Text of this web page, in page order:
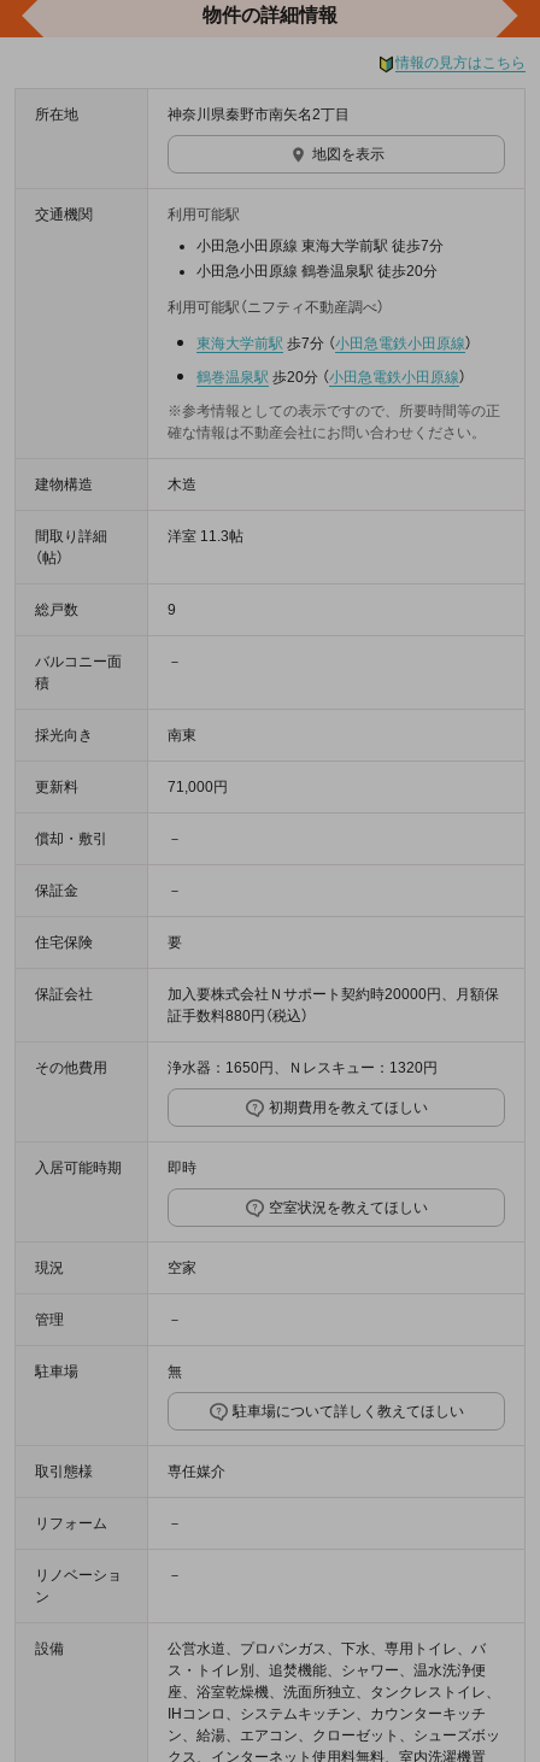
物件の詳細情報
情報の見方はこちら
所在地 神奈川県秦野市南矢名2丁目
地図を表示
交通機関
利用可能駅
小田急小田原線 東海大学前駅 徒歩7分
小田急小田原線 鶴巻温泉駅 徒歩20分
利用可能駅（ニフティ不動産調べ）
東海大学前駅 歩7分 （小田急電鉄小田原線）
鶴巻温泉駅 歩20分 （小田急電鉄小田原線）
※参考情報としての表示ですので、所要時間等の正
確な情報は不動産会社にお問い合わせください。
建物構造 木造
間取り詳細
（帖）
洋室 11.3帖
総戸数 9
バルコニー面
積
－
採光向き 南東
更新料 71,000円
償却・敷引 －
保証金 －
住宅保険 要
保証会社
加入要株式会社Ｎサポート契約時20000円、月額保
証手数料880円（税込）
その他費用 浄水器：1650円、Ｎレスキュー：1320円
初期費用を教えてほしい
入居可能時期 即時
空室状況を教えてほしい
現況 空家
管理 －
駐車場 無
駐車場について詳しく教えてほしい
取引態様 専任媒介
リフォーム －
リノベーショ
ン
－
設備
公営水道、プロパンガス、下水、専用トイレ、バ
ス・トイレ別、追焚機能、シャワー、温水洗浄便
座、浴室乾燥機、洗面所独立、タンクレストイレ、
IHコンロ、システムキッチン、カウンターキッチ
ン、給湯、エアコン、クローゼット、シューズボッ
クス、インターネット使用料無料、室内洗濯機置